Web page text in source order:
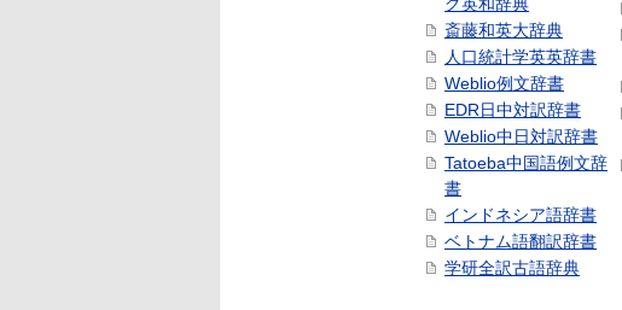
斎藤和英大辞典
人口統計学英英辞書
Weblio例文辞書
EDR日中対訳辞書
Weblio中日対訳辞書
Tatoeba中国語例文辞
書
インドネシア語辞書
ベトナム語翻訳辞書
学研全訳古語辞典